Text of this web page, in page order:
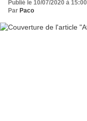
Publié le 10/07/2020 à 15:00
Par Paco